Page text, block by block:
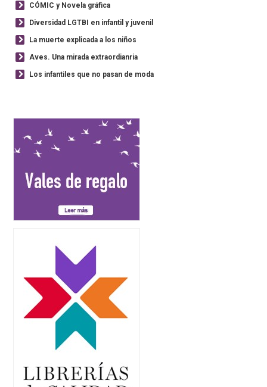
CÓMIC y Novela gráfica
Diversidad LGTBI en infantil y juvenil
La muerte explicada a los niños
Aves. Una mirada extraordianria
Los infantiles que no pasan de moda